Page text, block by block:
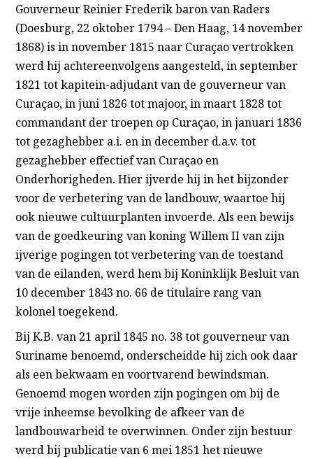
Gouverneur Reinier Frederik baron van Raders
(Doesburg, 22 oktober 1794 – Den Haag, 14 november
1868) is in november 1815 naar Curaçao vertrokken
werd hij achtereenvolgens aangesteld, in september
1821 tot kapitein-adjudant van de gouverneur van
Curaçao, in juni 1826 tot majoor, in maart 1828 tot
commandant der troepen op Curaçao, in januari 1836
tot gezaghebber a.i. en in december d.a.v. tot
gezaghebber effectief van Curaçao en
Onderhorigheden. Hier ijverde hij in het bijzonder
voor de verbetering van de landbouw, waartoe hij
ook nieuwe cultuurplanten invoerde. Als een bewijs
van de goedkeuring van koning Willem II van zijn
ijverige pogingen tot verbetering van de toestand
van de eilanden, werd hem bij Koninklijk Besluit van
10 december 1843 no. 66 de titulaire rang van
kolonel toegekend.
Bij K.B. van 21 april 1845 no. 38 tot gouverneur van
Suriname benoemd, onderscheidde hij zich ook daar
als een bekwaam en voortvarend bewindsman.
Genoemd mogen worden zijn pogingen om bij de
vrije inheemse bevolking de afkeer van de
landbouwarbeid te overwinnen. Onder zijn bestuur
werd bij publicatie van 6 mei 1851 het nieuwe